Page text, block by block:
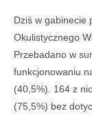
Dziś w gabinecie
Okulistycznego
Przebadano w
funkcjonowaniu
(40,5%). 164 z
(75,5%) bez